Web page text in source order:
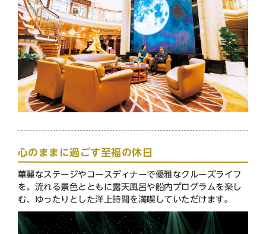
心のままに過ごす至福の休日
華麗なステージやコースディナーで優雅なクルーズライフ
を。流れる景色とともに露天風呂や船内プログラムを楽し
む、ゆったりとした洋上時間を満喫していただけます。